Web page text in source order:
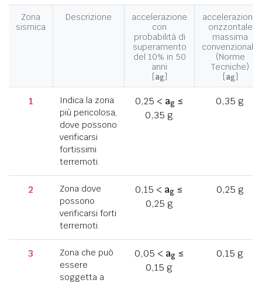
Zona
sismica
Descrizione
accelerazione
con
probabilità di
superamento
del 10% in 50
anni
[ag]
accelerazione
orizzontale
massima
convenzionale
(Norme
Tecniche)
[ag]
1
Indica la zona
più pericolosa,
dove possono
verificarsi
fortissimi
terremoti.
0,25 < ag≤
0,35 g
0,35 g
2
Zona dove
possono
verificarsi forti
terremoti.
0,15 < ag ≤
0,25 g
0,25 g
3
Zona che può
essere
soggetta a
0,05 < ag≤
0,15 g
0,15 g